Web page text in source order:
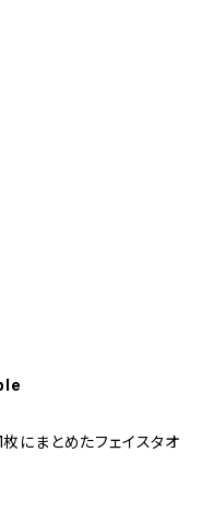
にまとめたフェイスタオ